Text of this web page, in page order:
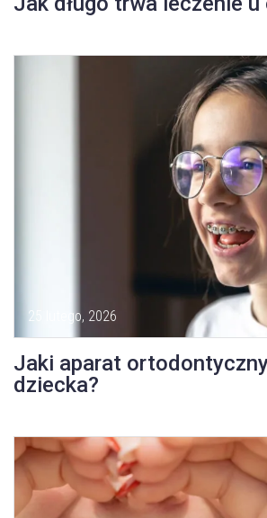
25 lutego, 2026
Jaki aparat
dziecka?